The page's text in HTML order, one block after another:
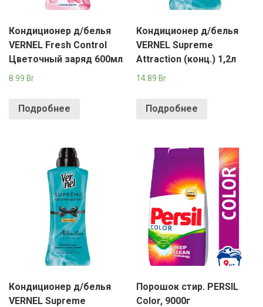
Кондиционер д/белья
VERNEL Fresh Control
Цветочный заряд 600мл
8.99 Br
Подробнее
Кондиционер д/белья
VERNEL Supreme
Attraction (конц.) 1,2л
14.89 Br
Подробнее
Кондиционер д/белья
VERNEL Supreme
Порошок стир. PERSIL
Color, 9000г